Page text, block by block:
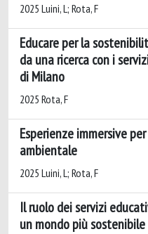
2025 Luini, L; Rota, F
Educare per la
da una ricerca con i
di Milano
2025 Rota, F
Esperienze immersive
ambientale
2025 Luini, L; Rota, F
Il ruolo dei servizi
un mondo più sostenibile